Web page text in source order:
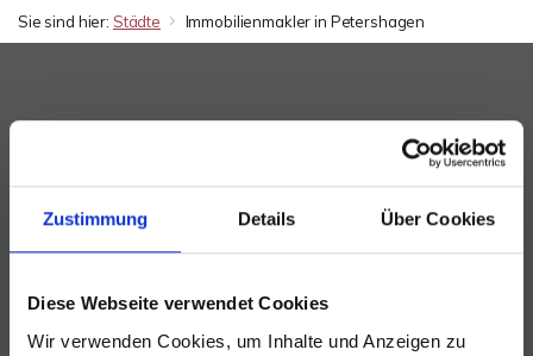
Zustimmung Details Über Cookies
Diese Webseite verwendet Cookies
Wir verwenden Cookies, um Inhalte und Anzeigen zu
Marktwert Ihrer Immobilie
Sie sind hier: Städte Immobilienmakler in Petershagen
Schritt 3:
Bewertung
Welche Art von Immobilien möchten Sie